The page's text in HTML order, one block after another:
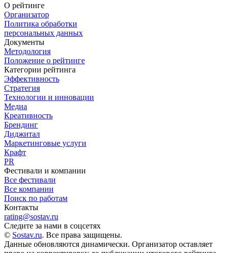
О рейтинге
Организатор
Политика обработки
персональных данных
Документы
Методология
Положение о рейтинге
Категории рейтинга
Эффективность
Стратегия
Технологии и инновации
Медиа
Креативность
Брендинг
Диджитал
Маркетинговые услуги
Крафт
PR
Фестивали и компании
Все фестивали
Все компании
Поиск по работам
Контакты
rating@sostav.ru
Следите за нами в соцсетях
© Sostav.ru. Все права защищены.
Данные обновляются динамически. Организатор оставляет